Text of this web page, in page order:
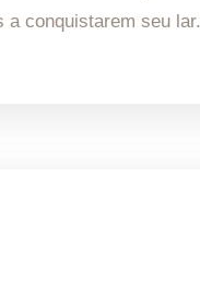
a conquistarem seu lar.